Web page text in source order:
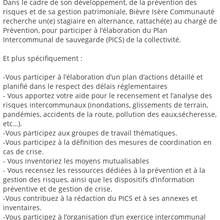
Dans le cadre de son développement, de la prévention des
risques et de sa gestion patrimoniale, Bièvre Isère Communauté
recherche un(e) stagiaire en alternance, rattaché(e) au chargé de
Prévention, pour participer à l’élaboration du Plan
Intercommunal de sauvegarde (PICS) de la collectivité.
Et plus spécifiquement :
-Vous participer à l’élaboration d’un plan d’actions détaillé et
planifié dans le respect des délais réglementaires
- Vous apportez votre aide pour le recensement et l’analyse des
risques intercommunaux (inondations, glissements de terrain,
pandémies, accidents de la route, pollution des eaux,sécheresse,
etc…).
-Vous participez aux groupes de travail thématiques.
-Vous participez à la définition des mesures de coordination en
cas de crise.
- Vous inventoriez les moyens mutualisables
- Vous recensez les ressources dédiées à la prévention et à la
gestion des risques, ainsi que les dispositifs d’information
préventive et de gestion de crise.
-Vous contribuez à la rédaction du PICS et à ses annexes et
inventaires.
-Vous participez à l’organisation d’un exercice intercommunal